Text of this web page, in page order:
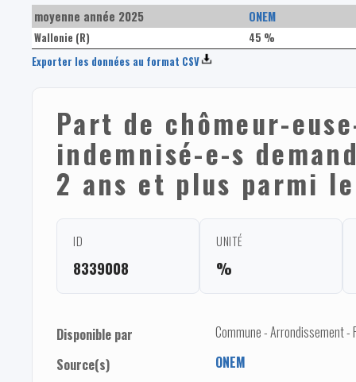
moyenne année 2025 ONEM
Wallonie (R)
45 %
Exporter les données au format CSV
Part de chômeur-
indemnisé-e-s
2 ans et plus parmi
ID
8339008
UNITÉ
%
Disponible par
Commune - Arrondissement -
Source(s)
ONEM